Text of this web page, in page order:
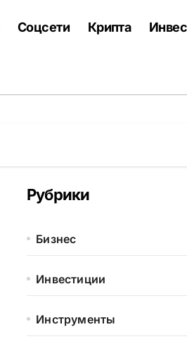
Соцсети Крипта
Рубрики
Бизнес
Инвестиции
Инструменты